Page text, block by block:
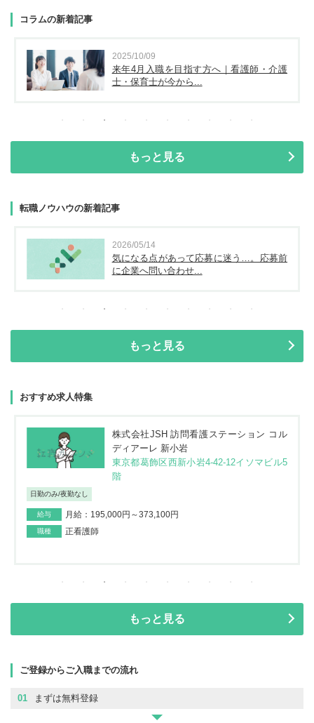
コラムの新着記事
2025/10/09
来年4月入職を目指す方へ｜看護師・介護
士・保育士が今から...
もっと見る
転職ノウハウの新着記事
2026/05/14
気になる点があって応募に迷う…。応募前
に企業へ問い合わせ...
もっと見る
おすすめ求人特集
株式会社JSH 訪問看護ステーション コル
ディアーレ 新小岩
東京都葛飾区西新小岩4-42-12イソマビル5
階
日勤のみ/夜勤なし
給与 月給：195,000円～373,100円
職種 正看護師
もっと見る
ご登録からご入職までの流れ
01 まずは無料登録